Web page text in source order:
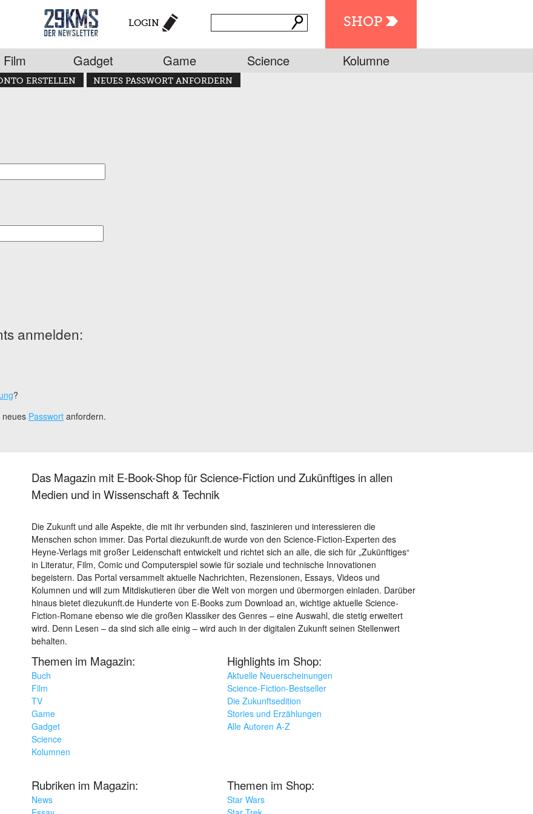
SHOP
LOGIN
Film Gadget Game Science Kolumne
ERSTELLEN NEUES PASSWORT ANFORDERN
anmelden:
?
neues Passwort anfordern.
Das Magazin mit E-Book-Shop für Science-Fiction und Zukünftiges in allen
Medien und in Wissenschaft & Technik
Die Zukunft und alle Aspekte, die mit ihr verbunden sind, faszinieren und interessieren die
Menschen schon immer. Das Portal diezukunft.de wurde von den Science-Fiction-Experten des
Heyne-Verlags mit großer Leidenschaft entwickelt und richtet sich an alle, die sich für „Zukünftiges“
in Literatur, Film, Comic und Computerspiel sowie für soziale und technische Innovationen
begeistern. Das Portal versammelt aktuelle Nachrichten, Rezensionen, Essays, Videos und
Kolumnen und will zum Mitdiskutieren über die Welt von morgen und übermorgen einladen. Darüber
hinaus bietet diezukunft.de Hunderte von E-Books zum Download an, wichtige aktuelle Science-
Fiction-Romane ebenso wie die großen Klassiker des Genres – eine Auswahl, die stetig erweitert
wird. Denn Lesen – da sind sich alle einig – wird auch in der digitalen Zukunft seinen Stellenwert
behalten.
Themen im Magazin:
Buch
Film
TV
Game
Gadget
Science
Kolumnen
Highlights im Shop:
Aktuelle Neuerscheinungen
Science-Fiction-Bestseller
Die Zukunftsedition
Stories und Erzählungen
Alle Autoren A-Z
Rubriken im Magazin:
News
Themen im Shop:
Star Wars